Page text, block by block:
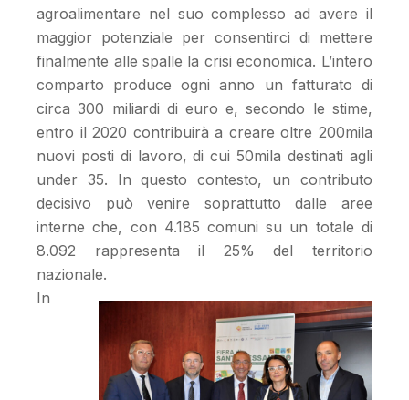
agroalimentare nel suo complesso ad avere il
maggior potenziale per consentirci di mettere
finalmente alle spalle la crisi economica. L’intero
comparto produce ogni anno un fatturato di
circa 300 miliardi di euro e, secondo le stime,
entro il 2020 contribuirà a creare oltre 200mila
nuovi posti di lavoro, di cui 50mila destinati agli
under 35. In questo contesto, un contributo
decisivo può venire soprattutto dalle aree
interne che, con 4.185 comuni su un totale di
8.092 rappresenta il 25% del territorio
nazionale.
In